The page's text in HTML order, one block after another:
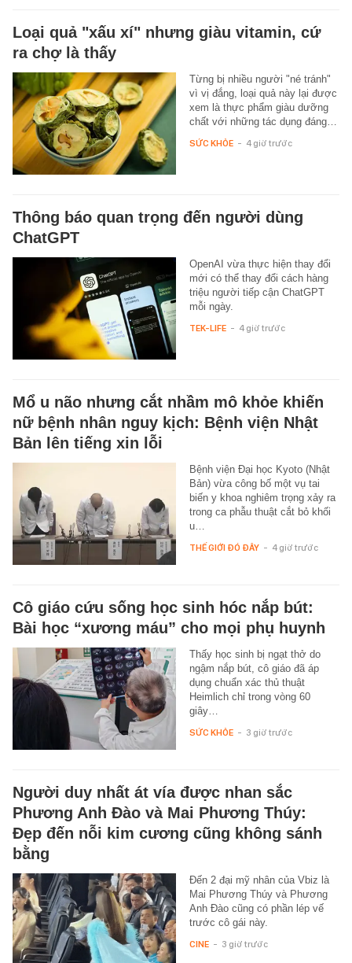
Loại quả "xấu xí" nhưng giàu vitamin, cứ
ra chợ là thấy
Từng bị nhiều người "né tránh"
vì vị đắng, loại quả này lại được
xem là thực phẩm giàu dưỡng
chất với những tác dụng đáng…
SỨC KHỎE - 4 giờ trước
Thông báo quan trọng đến người dùng
ChatGPT
OpenAI vừa thực hiện thay đổi
mới có thể thay đổi cách hàng
triệu người tiếp cận ChatGPT
mỗi ngày.
TEK-LIFE - 4 giờ trước
Mổ u não nhưng cắt nhầm mô khỏe khiến
nữ bệnh nhân nguy kịch: Bệnh viện Nhật
Bản lên tiếng xin lỗi
Bệnh viện Đại học Kyoto (Nhật
Bản) vừa công bố một vụ tai
biến y khoa nghiêm trọng xảy ra
trong ca phẫu thuật cắt bỏ khối
u…
THẾ GIỚI ĐÓ ĐÂY - 4 giờ trước
Cô giáo cứu sống học sinh hóc nắp bút:
Bài học “xương máu” cho mọi phụ huynh
Thấy học sinh bị ngạt thở do
ngậm nắp bút, cô giáo đã áp
dụng chuẩn xác thủ thuật
Heimlich chỉ trong vòng 60
giây…
SỨC KHỎE - 3 giờ trước
Người duy nhất át vía được nhan sắc
Phương Anh Đào và Mai Phương Thúy:
Đẹp đến nỗi kim cương cũng không sánh
bằng
Đến 2 đại mỹ nhân của Vbiz là
Mai Phương Thúy và Phương
Anh Đào cũng có phần lép vế
trước cô gái này.
CINE - 3 giờ trước